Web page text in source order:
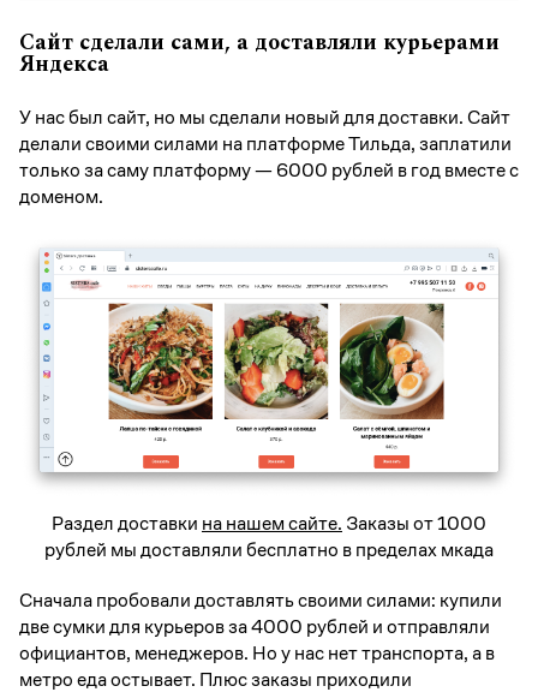
Сайт сделали сами, а доставляли курьерами
Яндекса
У нас был сайт, но мы сделали новый для доставки. Сайт
делали своими силами на платформе Тильда, заплатили
только за саму платформу — 6000 рублей в год вместе с
доменом.
Раздел доставки на нашем сайте. Заказы от 1000
рублей мы доставляли бесплатно в пределах мкада
Сначала пробовали доставлять своими силами: купили
две сумки для курьеров за 4000 рублей и отправляли
официантов, менеджеров. Но у нас нет транспорта, а в
метро еда остывает. Плюс заказы приходили